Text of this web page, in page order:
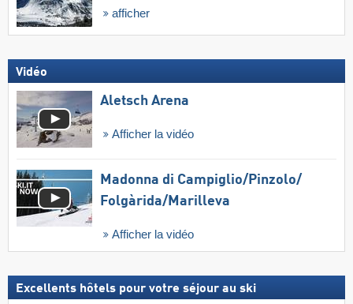
afficher
Vidéo
Aletsch Arena
Afficher la vidéo
Madonna di Campiglio/​Pinzolo/​
Folgàrida/​Marilleva
Afficher la vidéo
Excellents hôtels pour votre séjour au ski